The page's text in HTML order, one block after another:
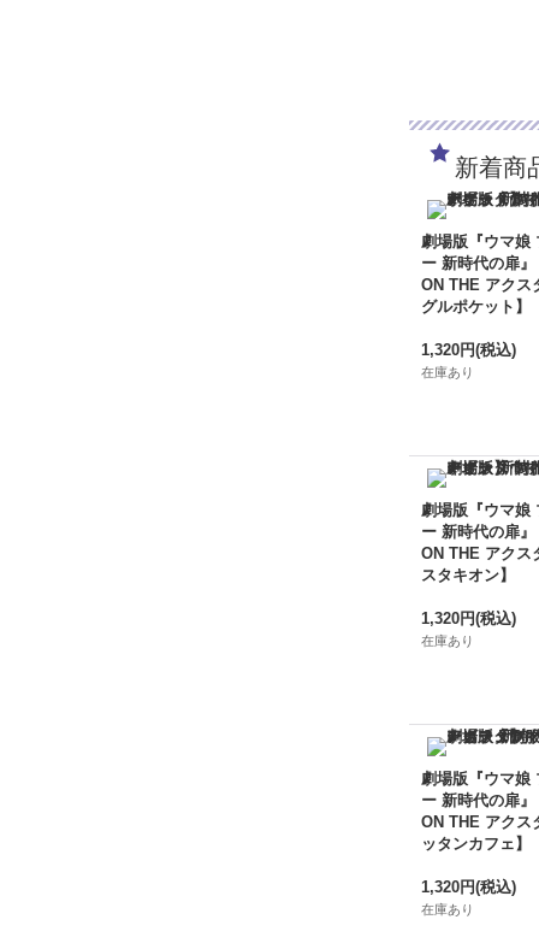
新着商
劇場版『ウマ娘
ー 新時代の扉』
ON THE アクス
グルポケット】
1,320円(税込)
在庫あり
劇場版『ウマ娘
ー 新時代の扉』
ON THE アクス
スタキオン】
1,320円(税込)
在庫あり
劇場版『ウマ娘
ー 新時代の扉』
ON THE アクス
ッタンカフェ】
1,320円(税込)
在庫あり